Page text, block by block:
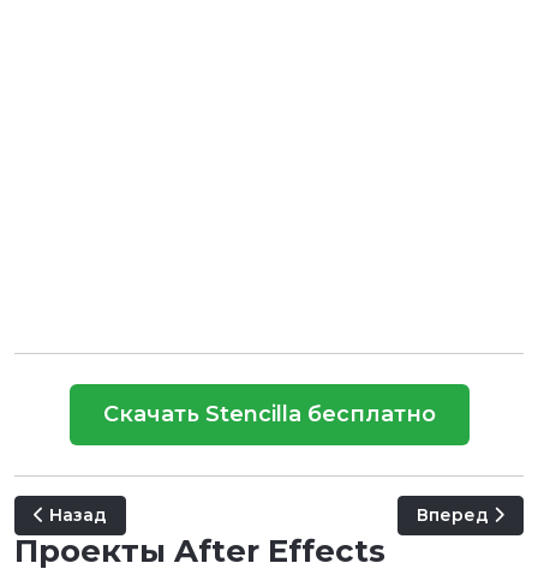
Скачать Stencilla бесплатно
Предыдущий: Zero Trailer
Назад Следующий:
Вперед
Проекты After Effects